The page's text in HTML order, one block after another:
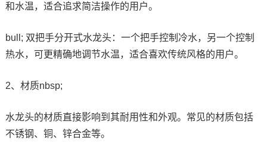
和水温，适合追求简洁操作的用户。
bull; 双把手分开式水龙头：一个把手控制冷水，另一个控制
热水，可更精确地调节水温，适合喜欢传统风格的用户。
2、材质nbsp;
水龙头的材质直接影响到其耐用性和外观。常见的材质包括
不锈钢、铜、锌合金等。